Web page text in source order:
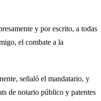
y por escrito, a todas
el combate a la
señaló el mandatario, y
de notario público y patentes